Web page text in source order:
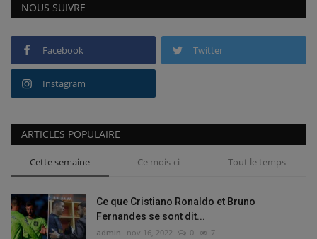
NOUS SUIVRE
Facebook Twitter
Instagram
ARTICLES POPULAIRE
Cette semaine Ce mois-ci Tout le temps
Ce que Cristiano Ronaldo et Bruno
Fernandes se sont dit...
admin nov 16, 2022 0 7